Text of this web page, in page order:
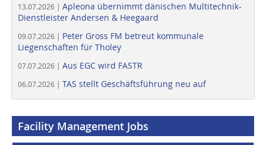
13.07.2026 | Apleona übernimmt dänischen Multitechnik-
Dienstleister Andersen & Heegaard
09.07.2026 | Peter Gross FM betreut kommunale
Liegenschaften für Tholey
07.07.2026 | Aus EGC wird FASTR
06.07.2026 | TAS stellt Geschäftsführung neu auf
Facility Management Jobs